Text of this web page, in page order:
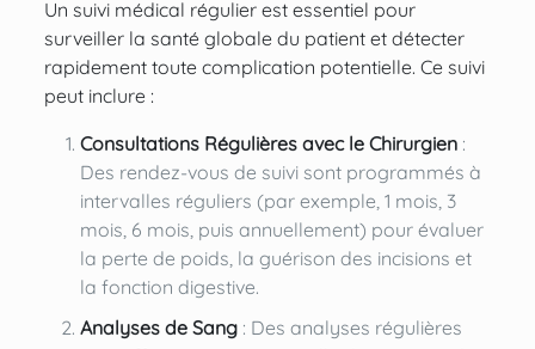
Un suivi médical régulier est essentiel pour
surveiller la santé globale du patient et détecter
rapidement toute complication potentielle. Ce suivi
peut inclure :
Consultations Régulières avec le Chirurgien:
Des rendez-vous de suivi sont programmés à
intervalles réguliers (par exemple, 1 mois, 3
mois, 6 mois, puis annuellement) pour évaluer
la perte de poids, la guérison des incisions et
la fonction digestive.
Analyses de Sang: Des analyses régulières